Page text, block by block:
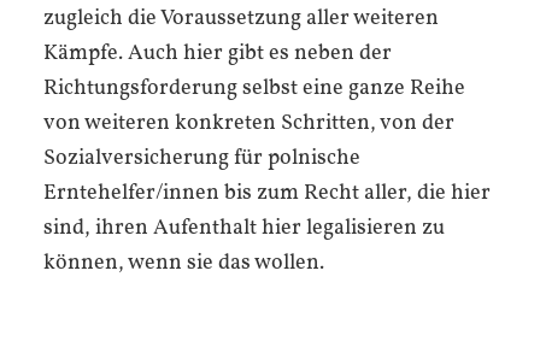
zugleich die Voraussetzung aller weiteren
Kämpfe. Auch hier gibt es neben der
Richtungsforderung selbst eine ganze Reihe
von weiteren konkreten Schritten, von der
Sozialversicherung für polnische
Erntehelfer/innen bis zum Recht aller, die hier
sind, ihren Aufenthalt hier legalisieren zu
können, wenn sie das wollen.